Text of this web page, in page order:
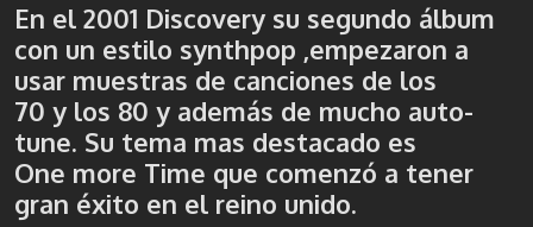
En el 2001 Discovery su segundo álbum
con un estilo synthpop ,empezaron a
usar muestras de canciones de los
70 y los 80 y además de mucho auto-
tune. Su tema mas destacado es
One more Time que comenzó a tener
gran éxito en el reino unido.